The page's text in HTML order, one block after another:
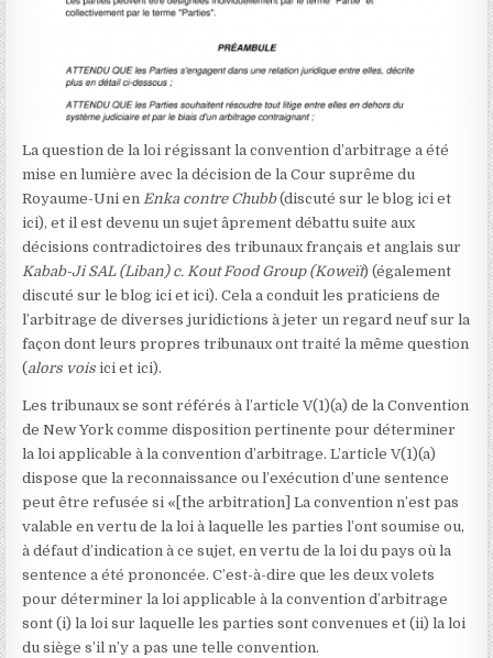
La question de la loi régissant la convention d’arbitrage a été
mise en lumière avec la décision de la Cour suprême du
Royaume-Uni enEnka contre Chubb(discuté sur le blog ici et
ici), et il est devenu un sujet âprement débattu suite aux
décisions contradictoires des tribunaux français et anglais sur
Kabab-Ji SAL (Liban) c. Kout Food Group (Koweït) (également
discuté sur le blog ici et ici). Cela a conduit les praticiens de
l’arbitrage de diverses juridictions à jeter un regard neuf sur la
façon dont leurs propres tribunaux ont traité la même question
(alors voisici et ici).
Les tribunaux se sont référés à l’article V(1)(a) de la Convention
de New York comme disposition pertinente pour déterminer
la loi applicable à la convention d’arbitrage. L’article V(1)(a)
dispose que la reconnaissance ou l’exécution d’une sentence
peut être refusée si «[the arbitration] La convention n’est pas
valable en vertu de la loi à laquelle les parties l’ont soumise ou,
à défaut d’indication à ce sujet, en vertu de la loi du pays où la
sentence a été prononcée. C’est-à-dire que les deux volets
pour déterminer la loi applicable à la convention d’arbitrage
sont (i) la loi sur laquelle les parties sont convenues et (ii) la loi
du siège s’il n’y a pas une telle convention.